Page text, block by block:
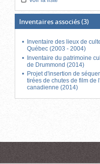
Inventaires associés(3)
Inventaire des lieux de
Québec (2003 - 2004)
Inventaire du patrimoine
de Drummond (2014)
Projet d'insertion de
tirées de chutes de film de
canadienne (2014)